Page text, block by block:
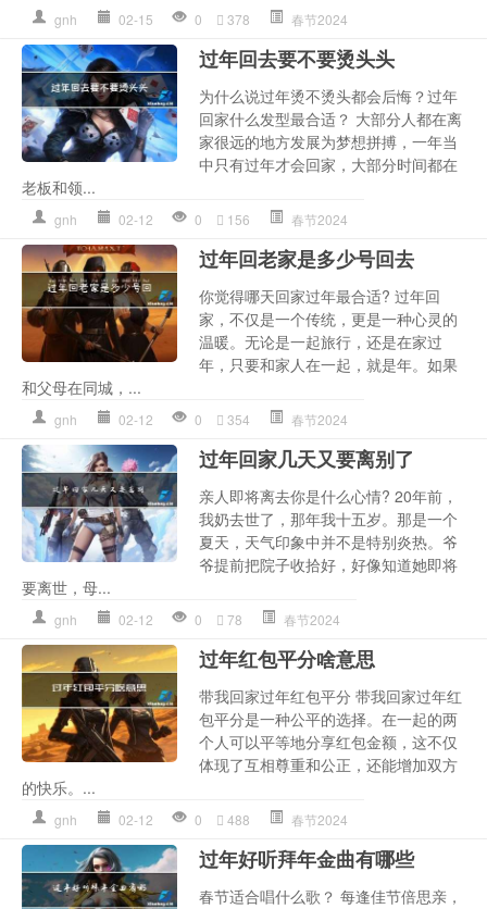
gnh 02-15 0 378 春节2024
过年回去要不要烫头头
为什么说过年烫不烫头都会后悔？过年
回家什么发型最合适？ 大部分人都在离
家很远的地方发展为梦想拼搏，一年当
中只有过年才会回家，大部分时间都在
老板和领...
gnh 02-12 0 156 春节2024
过年回老家是多少号回去
你觉得哪天回家过年最合适? 过年回
家，不仅是一个传统，更是一种心灵的
温暖。无论是一起旅行，还是在家过
年，只要和家人在一起，就是年。如果
和父母在同城，...
gnh 02-12 0 354 春节2024
过年回家几天又要离别了
亲人即将离去你是什么心情? 20年前，
我奶去世了，那年我十五岁。那是一个
夏天，天气印象中并不是特别炎热。爷
爷提前把院子收拾好，好像知道她即将
要离世，母...
gnh 02-12 0 78 春节2024
过年红包平分啥意思
带我回家过年红包平分 带我回家过年红
包平分是一种公平的选择。在一起的两
个人可以平等地分享红包金额，这不仅
体现了互相尊重和公正，还能增加双方
的快乐。...
gnh 02-12 0 488 春节2024
过年好听拜年金曲有哪些
春节适合唱什么歌？ 每逢佳节倍思亲，